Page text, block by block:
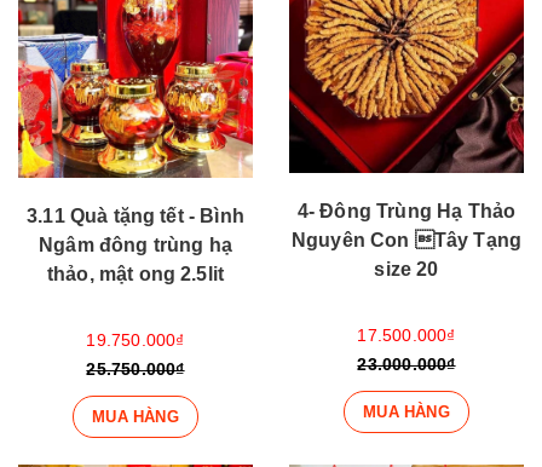
3.11 Quà tặng tết - Bình
Ngâm đông trùng hạ
thảo, mật ong 2.5lit
19.750.000₫
25.750.000₫
MUA HÀNG
4- Đông Trùng Hạ Thảo
Nguyên Con Tây Tạng
size 20
17.500.000₫
23.000.000₫
MUA HÀNG